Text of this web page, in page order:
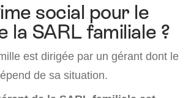
social pour le
la SARL familiale ?
est dirigée par un gérant dont le
de sa situation.